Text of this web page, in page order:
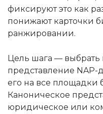
фиксируют это как
понижают карточки
ранжировании.
Цель шага — выбрать
представление NAP-
его на все площадки
Каноническое
юридическое или